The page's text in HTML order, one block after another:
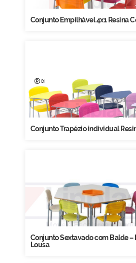
Conjunto Empilhável 4x1 Resina
Conjunto Trapézio individual
Conjunto Sextavado com Balde –
Lousa